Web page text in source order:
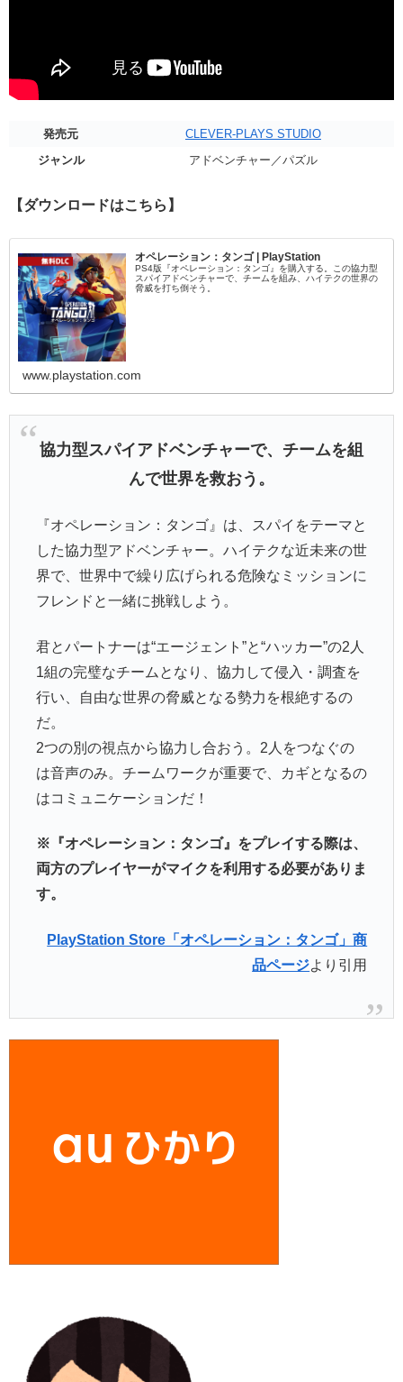
発売元
CLEVER-PLAYS STUDIO
ジャンル
アドベンチャー／パズル
【ダウンロードはこちら】
オペレーション：タンゴ | PlayStation
PS4版『オペレーション：タンゴ』を購入する。この協力型
スパイアドベンチャーで、チームを組み、ハイテクの世界の
脅威を打ち倒そう。
www.playstation.com
協力型スパイアドベンチャーで、チームを組
んで世界を救おう。
『オペレーション：タンゴ』は、スパイをテーマと
した協力型アドベンチャー。ハイテクな近未来の世
界で、世界中で繰り広げられる危険なミッションに
フレンドと一緒に挑戦しよう。
君とパートナーは“エージェント”と“ハッカー”の2人
1組の完璧なチームとなり、協力して侵入・調査を
行い、自由な世界の脅威となる勢力を根絶するの
だ。
2つの別の視点から協力し合おう。2人をつなぐの
は音声のみ。チームワークが重要で、カギとなるの
はコミュニケーションだ！
※『オペレーション：タンゴ』をプレイする際は、
両方のプレイヤーがマイクを利用する必要がありま
す。
PlayStation Store「オペレーション：タンゴ」商
品ページより引用